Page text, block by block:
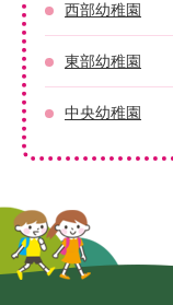
西部幼稚園
東部幼稚園
中央幼稚園